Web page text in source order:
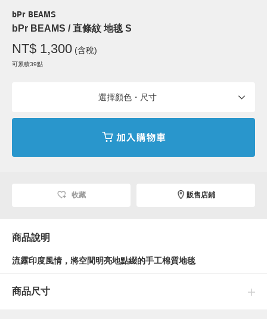
bPr BEAMS
bPr BEAMS / 直條紋 地毯 S
NT$ 1,300 (含稅)
可累積39點
選擇顏色・尺寸
收藏 販售店鋪
商品說明
流露印度風情，將空間明亮地點綴的手工棉質地毯
商品尺寸